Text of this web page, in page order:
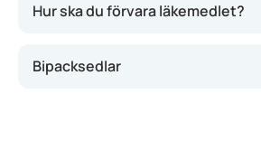
Hur ska du förvara läkemedlet?
Bipacksedlar